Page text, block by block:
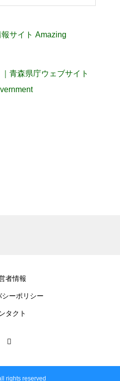
報サイト Amazing
青森県庁ウェブサイト
者情報
シーポリシー
タクト
rights reserved